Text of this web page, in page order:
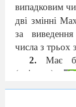
випадковим
дві змінні
за
числа з трьох
Має
(змінних)
одночасно